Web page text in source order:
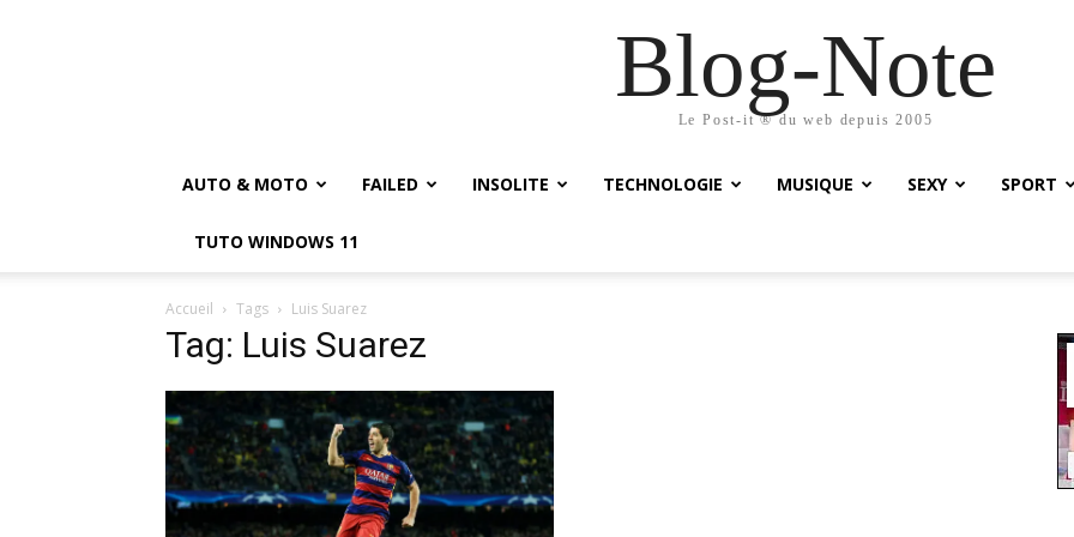
Blog-Note
Le Post-it ® du web depuis 2005
AUTO & MOTO FAILED INSOLITE TECHNOLOGIE MUSIQUE SEXY SPORT
TUTO WINDOWS 11
Accueil Tags Luis Suarez
Tag: Luis Suarez